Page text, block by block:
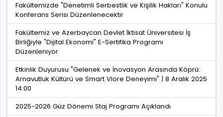
Fakültemizde "Denetimli Serbestlik ve Kişilik Hakları" Konulu
Konferans Serisi Düzenlenecektir
Fakültemiz ve Azerbaycan Devlet İktisat Üniversitesi İş
Birliğiyle "Dijital Ekonomi" E-Sertifika Programı
Düzenleniyor
Etkinlik Duyurusu "Gelenek ve İnovasyon Arasında Köprü:
Arnavutluk Kültürü ve Smart Vlore Deneyimi" | 8 Aralık 2025
14:00
2025-2026 Güz Dönemi Staj Programı Açıklandı